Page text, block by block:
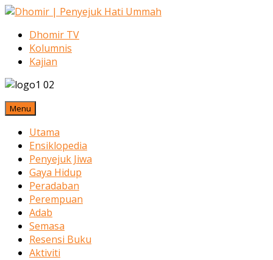
Dhomir TV
Kolumnis
Kajian
Menu
Utama
Ensiklopedia
Penyejuk Jiwa
Gaya Hidup
Peradaban
Perempuan
Adab
Semasa
Resensi Buku
Aktiviti